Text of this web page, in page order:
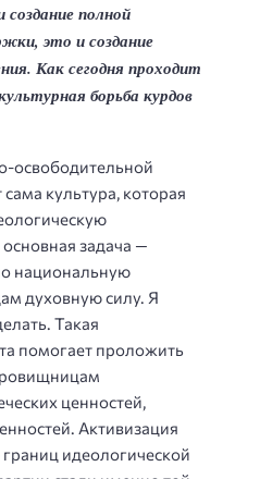
создание полной
это и создание
Каксегодня проходит
борьба курдов
освободительной
культура, которая
задача —
национальную
духовную силу. Я
Такая
помогает проложить
ценностей,
Активизация
идеологической